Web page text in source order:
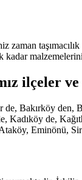
zaman
kadar
ilçeler
Bakırköy
Kadıköy de,
Eminönü,